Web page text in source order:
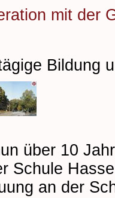
mit der
Bildung
über 10
Schule
an der